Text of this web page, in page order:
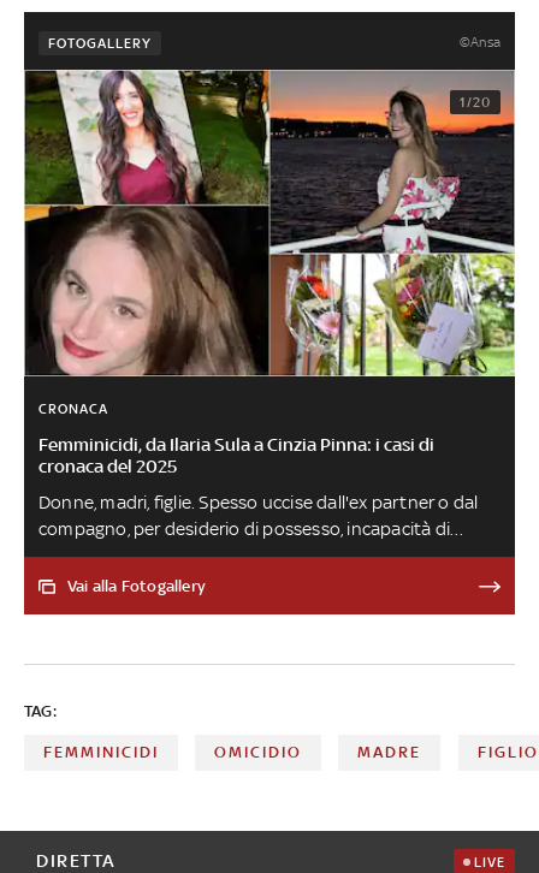
FOTOGALLERY ©Ansa
1/20
CRONACA
Femminicidi, da Ilaria Sula a Cinzia Pinna: i casi di
cronaca del 2025
Donne, madri, figlie. Spesso uccise dall'ex partner o dal
compagno, per desiderio di possesso, incapacità di
accettare una separazione o comunque motivi correlati
al solo fatto di essere donna. Vicende di violenza che
ecco chi erano alcune delle vittime
Vai alla Fotogallery
TAG:
FEMMINICIDI OMICIDIO MADRE FIGLIO
DIRETTA LIVE